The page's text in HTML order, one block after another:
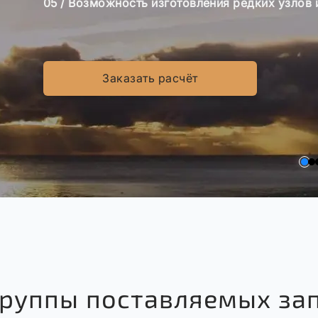
05 / Возможность изготовления редких узлов
Заказать расчёт
поставляемых